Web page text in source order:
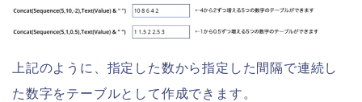
上記のように、指定した数から指定した間隔で連続し
た数字をテーブルとして作成できます。